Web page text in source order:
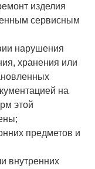
изделия
сервисным
нарушения
хранения или
на
этой
предметов и
внутренних